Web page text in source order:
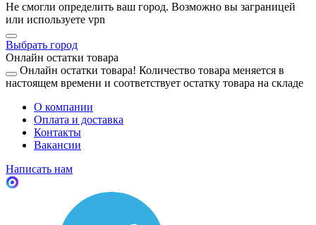
Не смогли определить ваш город. Возможно вы заграницей
или используете vpn
Выбрать город
Онлайн остатки товара
Онлайн остатки товара! Количество товара меняется в
настоящем времени и соответствует остатку товара на складе
О компании
Оплата и доставка
Контакты
Вакансии
Написать нам